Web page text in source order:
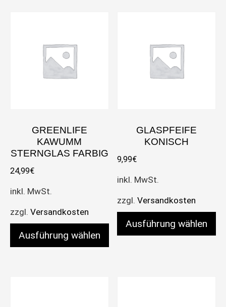
GREENLIFE
KAWUMM
STERNGLAS FARBIG
24,99€
inkl. MwSt.
zzgl. Versandkosten
Ausführung wählen
GLASPFEIFE
KONISCH
9,99€
inkl. MwSt.
zzgl.Versandkosten
Ausführung wählen